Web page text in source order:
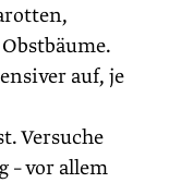
auf, je
Versuche
– vor allem